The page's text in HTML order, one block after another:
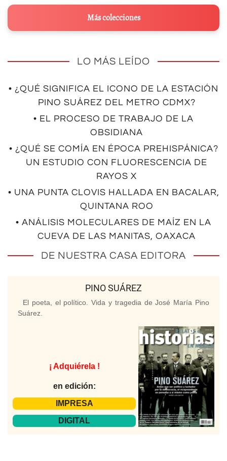
Más colecciones
LO MÁS LEÍDO
• ¿QUÉ SIGNIFICA EL ICONO DE LA ESTACIÓN
PINO SUÁREZ DEL METRO CDMX?
• EL PROCESO DE TRABAJO DE LA
OBSIDIANA
• ¿QUÉ SE COMÍA EN ÉPOCA PREHISPÁNICA?
UN ESTUDIO CON FLUORESCENCIA DE
RAYOS X
• UNA PUNTA CLOVIS HALLADA EN BACALAR,
QUINTANA ROO
• ANÁLISIS MOLECULARES DE MAÍZ EN LA
CUEVA DE LAS MANITAS, OAXACA
DE NUESTRA CASA EDITORA
PINO SUÁREZ
El poeta, el político. Vida y tragedia de José María Pino
Suárez.
¡ Adquiérela !
en edición:
IMPRESA
DIGITAL